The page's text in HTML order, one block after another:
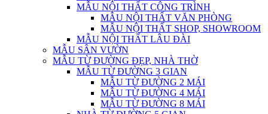
MẪU NỘI THẤT CÔNG TRÌNH
MẪU NỘI THẤT VĂN PHÒNG
MẪU NỘI THẤT SHOP, SHOWROOM
MẪU NỘI THẤT LÂU ĐÀI
MẪU SÂN VƯỜN
MẪU TỪ ĐƯỜNG ĐẸP, NHÀ THỜ
MẪU TỪ ĐƯỜNG 3 GIAN
MẪU TỪ ĐƯỜNG 2 MÁI
MẪU TỪ ĐƯỜNG 4 MÁI
MẪU TỪ ĐƯỜNG 8 MÁI